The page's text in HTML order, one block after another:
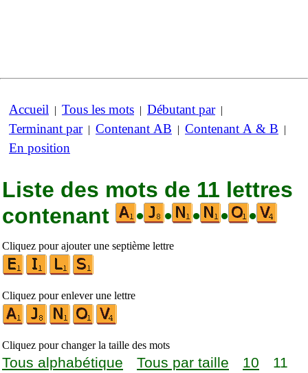
Accueil | Tous les mots | Débutant par|
Terminant par| Contenant AB | Contenant A & B |
En position
Liste des mots de 11 lettres
contenant
• • • • •
Cliquez pour ajouter une septième lettre
Cliquez pour enlever une lettre
Cliquez pour changer la taille des mots
Tous alphabétique Tous par taille 10
11